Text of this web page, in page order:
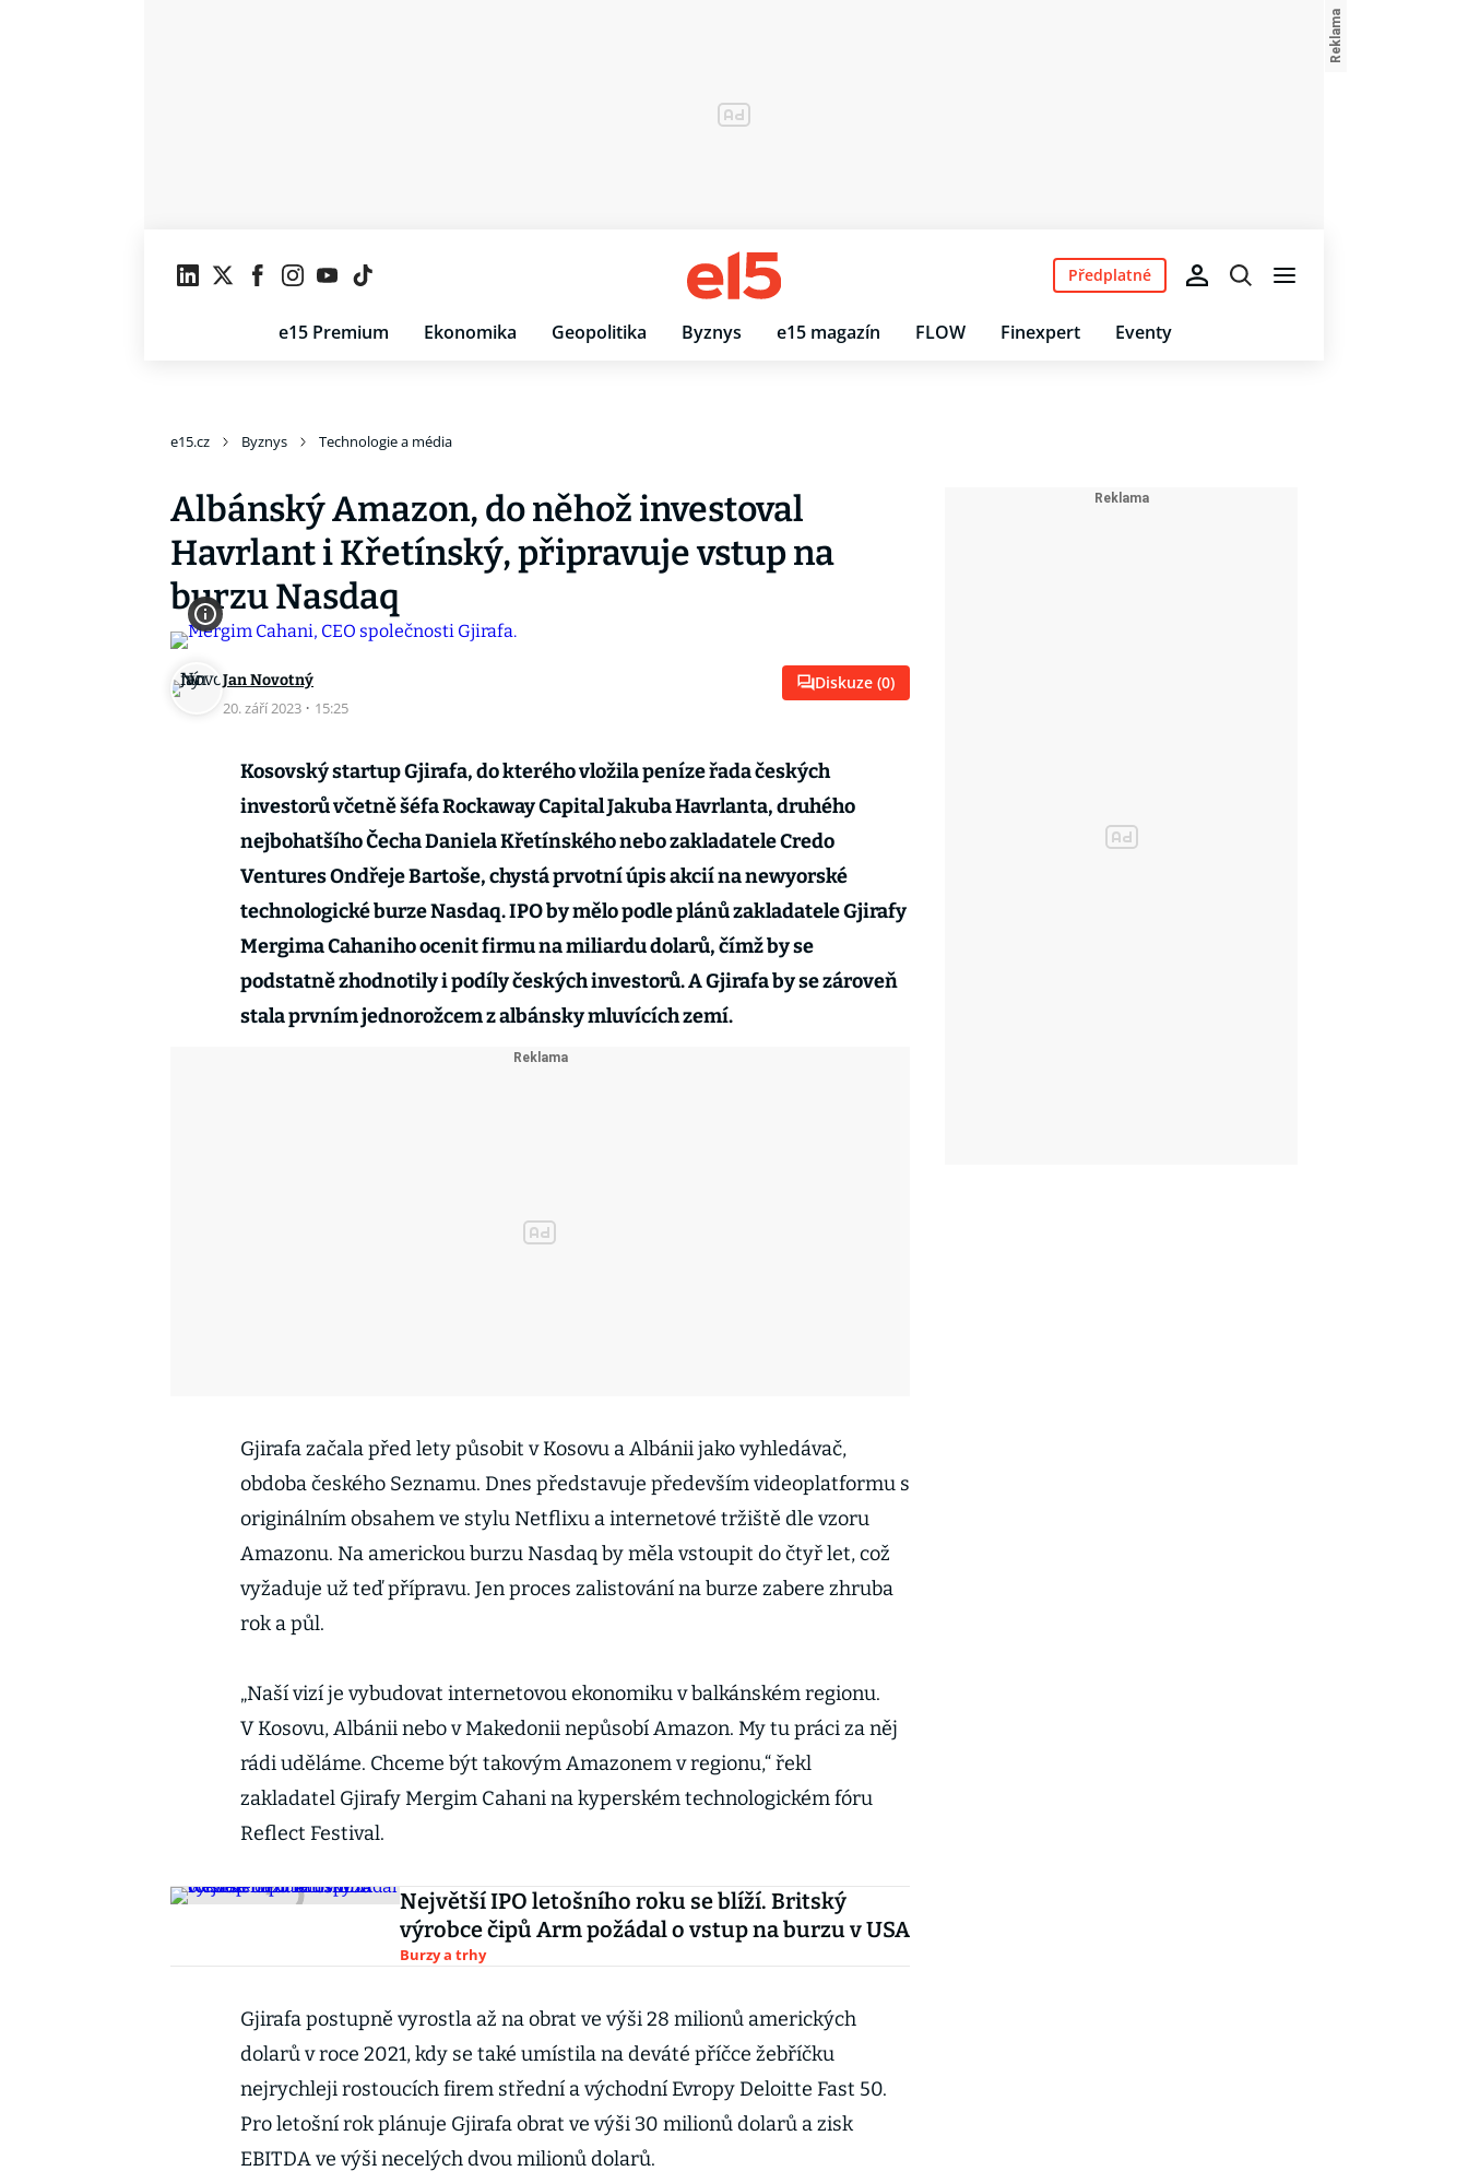
e15 Premium Ekonomika Geopolitika Byznys e15 magazín FLOW Finexpert Eventy
Předplatné
e15.cz Byznys Technologie a média
Albánský Amazon, do něhož investoval
Havrlant i Křetínský, připravuje vstup na
burzu Nasdaq
Jan Novotný
20. září 2023 · 15:25
Diskuze (0)
Kosovský startup Gjirafa, do kterého vložila peníze řada českých
investorů včetně šéfa Rockaway Capital Jakuba Havrlanta, druhého
nejbohatšího Čecha Daniela Křetínského nebo zakladatele Credo
Ventures Ondřeje Bartoše, chystá prvotní úpis akcií na newyorské
technologické burze Nasdaq. IPO by mělo podle plánů zakladatele Gjirafy
Mergima Cahaniho ocenit firmu na miliardu dolarů, čímž by se
podstatně zhodnotily i podíly českých investorů. A Gjirafa by se zároveň
stala prvním jednorožcem z albánsky mluvících zemí.
Gjirafa začala před lety působit v Kosovu a Albánii jako vyhledávač,
obdoba českého Seznamu. Dnes představuje především videoplatformu s
originálním obsahem ve stylu Netflixu a internetové tržiště dle vzoru
Amazonu. Na americkou burzu Nasdaq by měla vstoupit do čtyř let, což
vyžaduje už teď přípravu. Jen proces zalistování na burze zabere zhruba
rok a půl.
„Naší vizí je vybudovat internetovou ekonomiku v balkánském regionu.
V Kosovu, Albánii nebo v Makedonii nepůsobí Amazon. My tu práci za něj
rádi uděláme. Chceme být takovým Amazonem v regionu,“ řekl
zakladatel Gjirafy Mergim Cahani na kyperském technologickém fóru
Reflect Festival.
Největší IPO letošního roku se blíží. Britský
výrobce čipů Arm požádal o vstup na burzu v USA
Burzy a trhy
Gjirafa postupně vyrostla až na obrat ve výši 28 milionů amerických
dolarů v roce 2021, kdy se také umístila na deváté příčce žebříčku
nejrychleji rostoucích firem střední a východní Evropy Deloitte Fast 50.
Pro letošní rok plánuje Gjirafa obrat ve výši 30 milionů dolarů a zisk
EBITDA ve výši necelých dvou milionů dolarů.